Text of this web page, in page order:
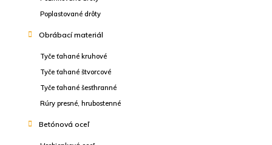
Poplastované drôty
Obrábací materiál
Tyče ťahané kruhové
Tyče ťahané štvorcové
Tyče ťahané šesťhranné
Rúry presné, hrubostenné
Betónová oceľ